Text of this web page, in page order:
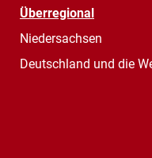
Überregional
Niedersachsen
Deutschland und die